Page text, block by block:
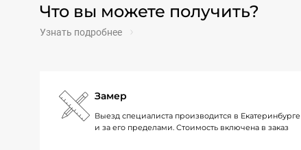
Что вы можете получить?
Узнать подробнее
Замер
Выезд специалиста производится в Екатеринбурге
и за его пределами. Стоимость включена в заказ